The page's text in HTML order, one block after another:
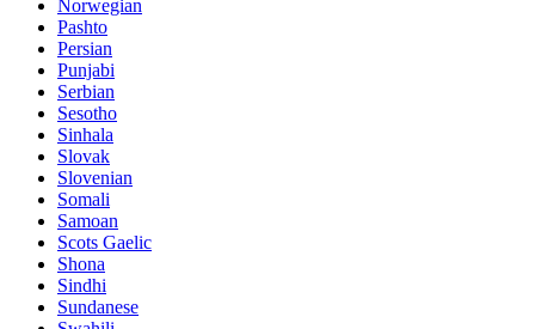
Norwegian
Pashto
Persian
Punjabi
Serbian
Sesotho
Sinhala
Slovak
Slovenian
Somali
Samoan
Scots Gaelic
Shona
Sindhi
Sundanese